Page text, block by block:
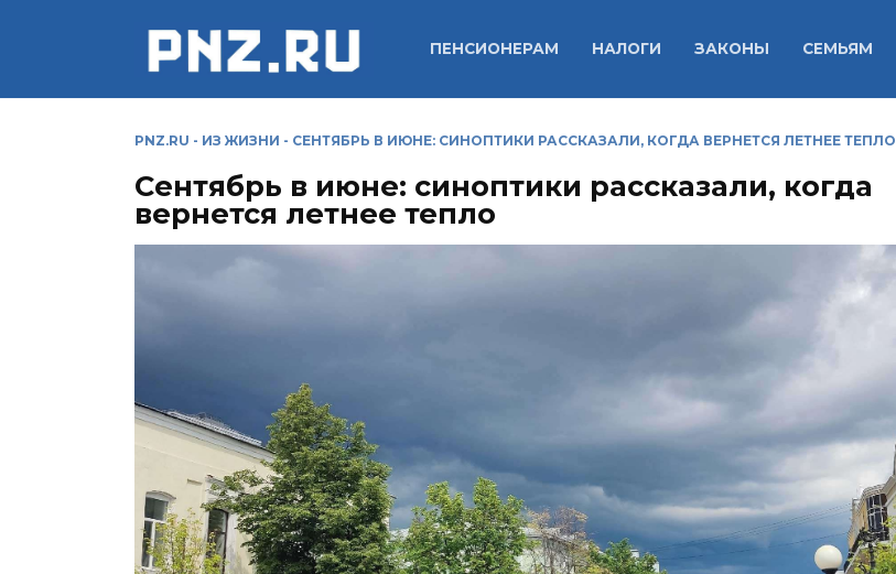
ПЕНСИОНЕРАМ НАЛОГИ ЗАКОНЫ СЕМЬЯМ
PNZ.RU - ИЗ ЖИЗНИ - СЕНТЯБРЬ В ИЮНЕ: СИНОПТИКИ РАССКАЗАЛИ, КОГДА ВЕРНЕТСЯ ЛЕТНЕЕ ТЕПЛО
Сентябрь в июне: синоптики рассказали, когда
вернется летнее тепло